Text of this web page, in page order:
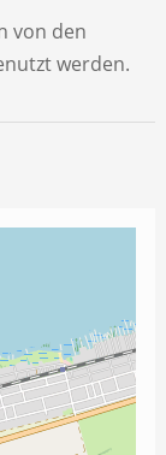
von den
werden.